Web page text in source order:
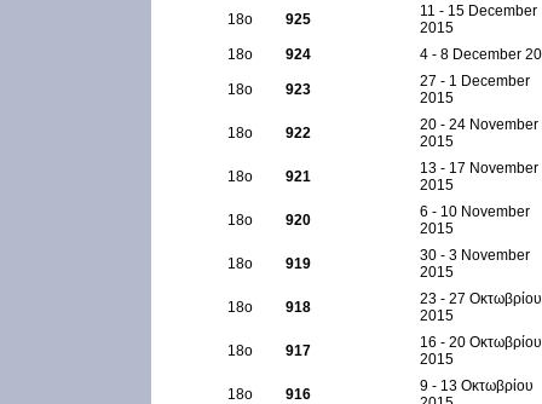
18ο 925
11 - 15 December
2015
18ο
924 4 - 8 December
18ο 923
27 - 1 December
2015
18ο 922
20 - 24 November
2015
18ο 921
13 - 17 November
2015
18ο 920
6 - 10 November
2015
18ο 919
30 - 3 November
2015
18ο 918
23 - 27 Οκτωβρίου
2015
18ο 917
16 - 20 Οκτωβρίου
2015
18ο 916
9 - 13 Οκτωβρίου